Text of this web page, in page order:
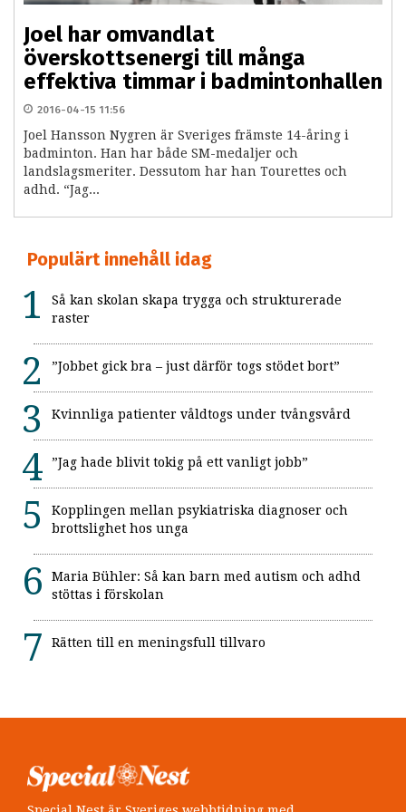
Joel har omvandlat
överskottsenergi till många
effektiva timmar i badmintonhallen
2016-04-15 11:56
Joel Hansson Nygren är Sveriges främste 14-åring i
badminton. Han har både SM-medaljer och
landslagsmeriter. Dessutom har han Tourettes och
adhd. “Jag...
Populärt innehåll idag
Så kan skolan skapa trygga och strukturerade
raster
”Jobbet gick bra – just därför togs stödet bort”
Kvinnliga patienter våldtogs under tvångsvård
”Jag hade blivit tokig på ett vanligt jobb”
Kopplingen mellan psykiatriska diagnoser och
brottslighet hos unga
Maria Bühler: Så kan barn med autism och adhd
stöttas i förskolan
Rätten till en meningsfull tillvaro